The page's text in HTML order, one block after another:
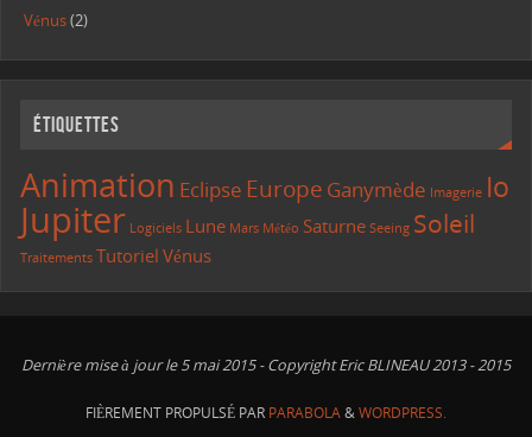
Vénus(2)
Étiquettes
Animation Eclipse Europe Ganymède Imagerie Io
Jupiter Logiciels Lune Mars Météo Saturne Seeing Soleil
Traitements Tutoriel Vénus
Dernière mise à jour le 5 mai 2015 - Copyright Eric BLINEAU 2013 - 2015
FIÈREMENT PROPULSÉ PAR PARABOLA&WORDPRESS.